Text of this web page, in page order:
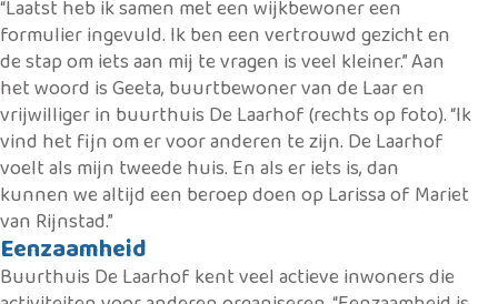
“Laatst heb ik samen met een wijkbewoner een
formulier ingevuld. Ik ben een vertrouwd gezicht en
de stap om iets aan mij te vragen is veel kleiner.” Aan
het woord is Geeta, buurtbewoner van de Laar en
vrijwilliger in buurthuis De Laarhof (rechts op foto). “Ik
vind het fijn om er voor anderen te zijn. De Laarhof
voelt als mijn tweede huis. En als er iets is, dan
kunnen we altijd een beroep doen op Larissa of Mariet
van Rijnstad.”
Eenzaamheid
Buurthuis De Laarhof kent veel actieve inwoners die